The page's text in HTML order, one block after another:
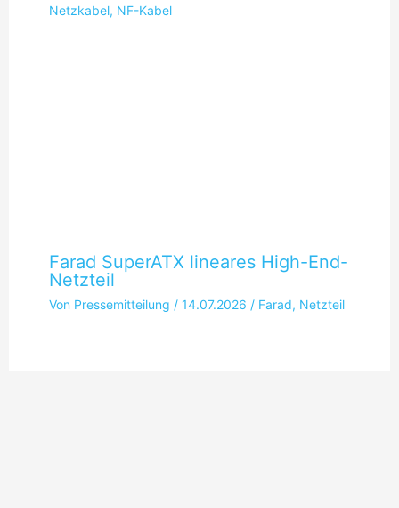
Netzkabel, NF-Kabel
Farad SuperATX lineares High-End-
Netzteil
Von Pressemitteilung / 14.07.2026 / Farad, Netzteil